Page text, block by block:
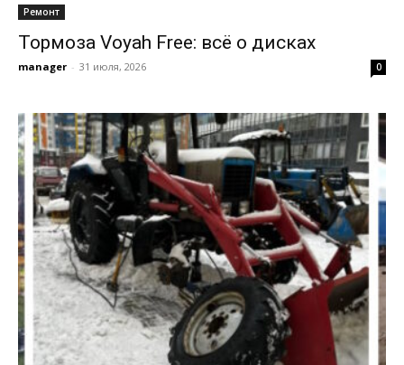
Ремонт
Тормоза Voyah Free: всё о дисках
manager - 31 июля, 2026 0